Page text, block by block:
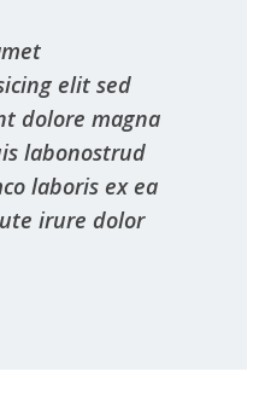
elit sed
dolore magna
labonostrud
laboris ex ea
irure dolor